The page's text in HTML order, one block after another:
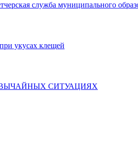
служба муниципального
укусах клещей
СИТУАЦИЯХ